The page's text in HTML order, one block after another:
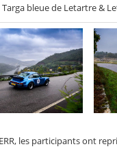
Targa bleue de Letartre &
les participants ont